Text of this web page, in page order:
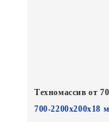
Техномассив от
700-2200х200х18